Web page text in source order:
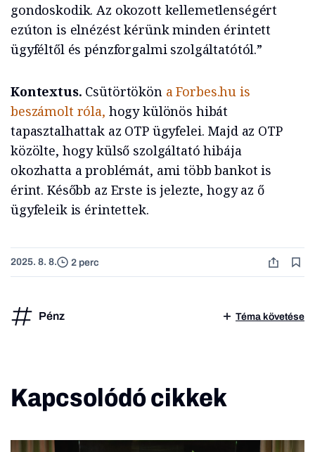
gondoskodik. Az okozott kellemetlenségért
ezúton is elnézést kérünk minden érintett
ügyféltől és pénzforgalmi szolgáltatótól.”
Kontextus. Csütörtökön a Forbes.hu is
beszámolt róla, hogy különös hibát
tapasztalhattak az OTP ügyfelei. Majd az OTP
közölte, hogy külső szolgáltató hibája
okozhatta a problémát, ami több bankot is
érint. Később az Erste is jelezte, hogy az ő
ügyfeleik is érintettek.
2025. 8. 8. 2 perc
Pénz Téma követése
Kapcsolódó cikkek